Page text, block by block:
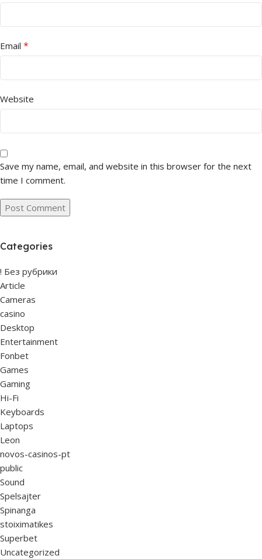
Email *
Website
Save my name, email, and website in this browser for the next
time I comment.
Categories
! Без рубрики
Article
Cameras
casino
Desktop
Entertainment
Fonbet
Games
Gaming
Hi-Fi
Keyboards
Laptops
Leon
novos-casinos-pt
public
Sound
Spelsajter
Spinanga
stoiximatikes
Superbet
Uncategorized